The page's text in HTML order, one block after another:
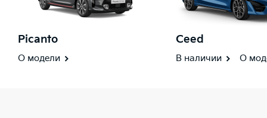
Picanto
О модели
Ceed
В наличии О